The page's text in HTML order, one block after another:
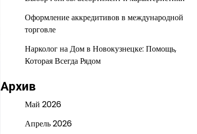
Оформление аккредитивов в международной
торговле
Нарколог на Дом в Новокузнецке: Помощь,
Которая Всегда Рядом
Архив
Май 2026
Апрель 2026